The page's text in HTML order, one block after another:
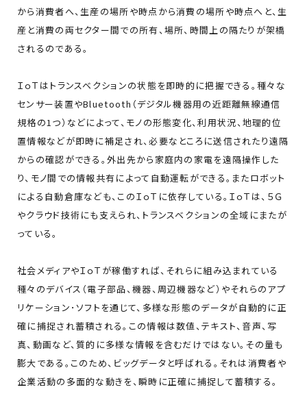
から消費者へ、生産の場所や時点から消費の場所や時点へと、生
産と消費の両セクター間での所有、場所、時間上の隔たりが架橋
されるのである。
ＩｏＴはトランスベクションの状態を即時的に把握できる。種々な
センサー装置やBluetooth（デジタル機器用の近距離無線通信
規格の1つ）などによって、モノの形態変化、利用状況、地理的位
置情報などが即時に補足され、必要なところに送信されたり遠隔
からの確認ができる。外出先から家庭内の家電を遠隔操作した
り、モノ間での情報共有によって自動運転ができる。またロボット
による自動倉庫なども、このＩｏＴに依存している。ＩｏＴは、５Ｇ
やクラウド技術にも支えられ、トランスベクションの全域にまたが
っている。
社会メディアやＩｏＴが稼働すれば、それらに組み込まれている
種々のデバイス（電子部品、機器、周辺機器など）やそれらのアプ
リケーション･ソフトを通じて、多様な形態のデータが自動的に正
確に捕捉され蓄積される。この情報は数値、テキスト、音声、写
真、動画など、質的に多様な情報を含むだけではない。その量も
膨大である。このため、ビッグデータと呼ばれる。それは消費者や
企業活動の多面的な動きを、瞬時に正確に捕捉して蓄積する。